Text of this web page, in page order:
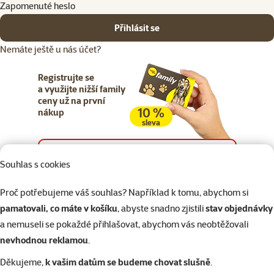
Souhlas s cookies
Proč potřebujeme váš souhlas? Například k tomu, abychom si
pamatovali, co máte v košíku, abyste snadno zjistilistav objednávky
a nemuseli se pokaždé přihlašovat, abychom vás neobtěžovali
nevhodnou reklamou.
Děkujeme,k vašim datům se budeme chovat slušně.
Zapomenuté heslo
Přihlásit se
Nemáte ještě u nás účet?
Registrujte se
a využijte nižší family
ceny už na první
nákup
10 %
sleva
Napište nám
eshop@superzoo.cz
321 000 180